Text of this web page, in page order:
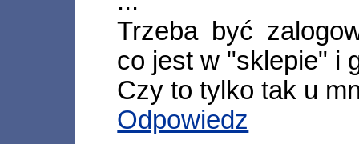
Trzeba być
co jest w "sklepie" i
Czy to tylko tak u
Odpowiedz